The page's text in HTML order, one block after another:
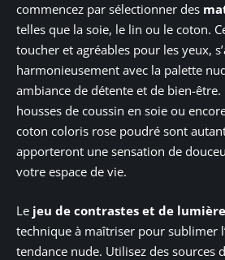
commencez par sélectionner des
telles que la soie, le lin ou le coton.
toucher et agréables pour les yeux,
harmonieusement avec la palette
ambiance de détente et de bien-
housses de coussin en soie ou
coton coloris rose poudré sont
apporteront une sensation de
votre espace de vie.
Le jeu de contrastes et de
technique à maîtriser pour sublimer
tendance nude. Utilisez des sources